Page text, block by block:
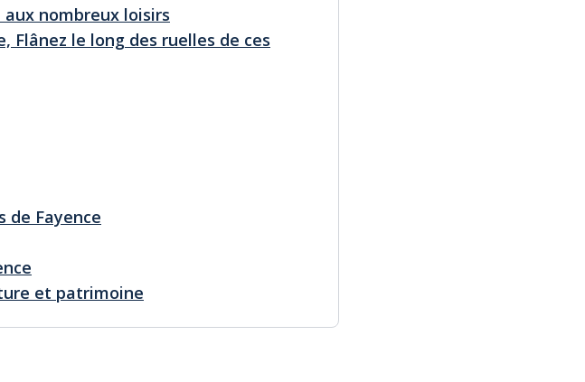
aux nombreux loisirs
Flânez le long des ruelles de ces
de Fayence
et patrimoine